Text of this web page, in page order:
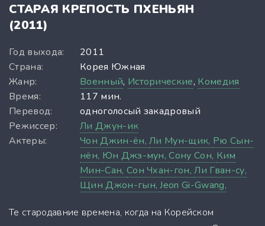
СТАРАЯ КРЕПОСТЬ ПХЕНЬЯН
(2011)
Год выхода:
2011
Страна:
Корея Южная
Жанр:
Военный, Исторические, Комедия
Время:
117 мин.
Перевод:
одноголосый закадровый
Режиссер:
Ли Джун-ик
Актеры:
Чон Джин-ён,Ли Мун-щик, Рю Сын-
нён, Юн Джэ-мун,Сону Сон, Ким
Мин-Сан, Сон Чхан-гон,Ли Гван-су,
Щин Джон-гын,Jeon Gi-Gwang,
Те стародавние времена, когда на Корейском